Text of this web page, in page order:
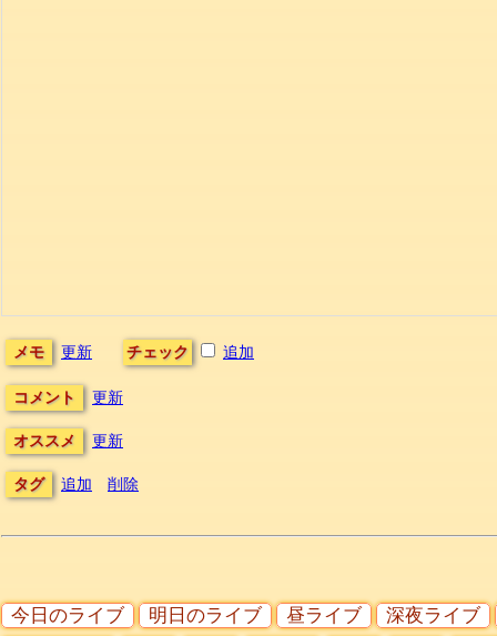
メモ 更新 チェック 追加
コメント 更新
オススメ 更新
タグ 追加 削除
今日のライブ 明日のライブ 昼ライブ
深夜ライブ